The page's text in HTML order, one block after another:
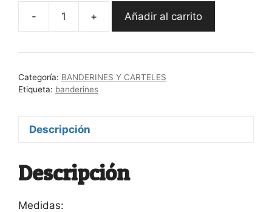
-
Banderín
the
kill
+ Añadir al carrito
Categoría: BANDERINES Y CARTELES
Etiqueta: banderines
Descripción
Descripción
Medidas: